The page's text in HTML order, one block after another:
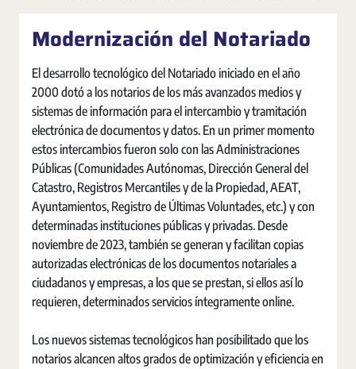
Modernización del Notariado
El desarrollo tecnológico del Notariado iniciado en el año
2000 dotó a los notarios de los más avanzados medios y
sistemas de información para el intercambio y tramitación
electrónica de documentos y datos. En un primer momento
estos intercambios fueron solo con las Administraciones
Públicas (Comunidades Autónomas, Dirección General del
Catastro, Registros Mercantiles y de la Propiedad, AEAT,
Ayuntamientos, Registro de Últimas Voluntades, etc.) y con
determinadas instituciones públicas y privadas. Desde
noviembre de 2023, también se generan y facilitan copias
autorizadas electrónicas de los documentos notariales a
ciudadanos y empresas, a los que se prestan, si ellos así lo
requieren, determinados servicios íntegramente online.
Los nuevos sistemas tecnológicos han posibilitado que los
notarios alcancen altos grados de optimización y eficiencia en